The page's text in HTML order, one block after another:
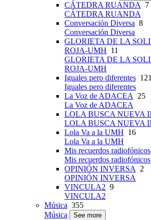
CÁTEDRA RUANDA
7
CÁTEDRA RUANDA
Conversación Diversa 8
Conversación Diversa
GLORIETA DE LA
ROJA-UMH 11
GLORIETA DE LA
ROJA-UMH
Iguales pero diferentes 121
Iguales pero diferentes
La Voz de ADACEA
25
La Voz de ADACEA
LOLA BUSCA NUEVA
LOLA BUSCA NUEVA
Lola Va a la UMH 16
Lola Va a la UMH
Mis recuerdos radiofónicos
Mis recuerdos radiofónicos
OPINIÓN INVERSA
2
OPINIÓN INVERSA
VINCULA2 9
VINCULA2
Música 355
Música
See more